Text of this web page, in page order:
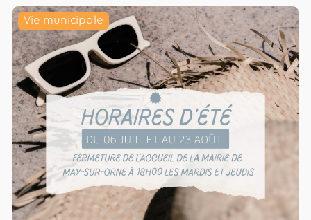
Vie municipale